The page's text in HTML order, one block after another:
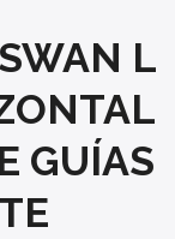
L
GUÍAS